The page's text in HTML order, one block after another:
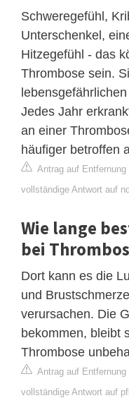
Schweregefühl,
Unterschenkel,
Hitzegefühl - das
Thrombose sein.
Jedes Jahr
an einer
häufiger betroffen
Antrag auf Entfernung
vollständige Antwort auf
Wie lange
bei
Dort kann es die
und
verursachen. Die
bekommen, bleibt
Thrombose
Antrag auf Entfernung
vollständige Antwort auf